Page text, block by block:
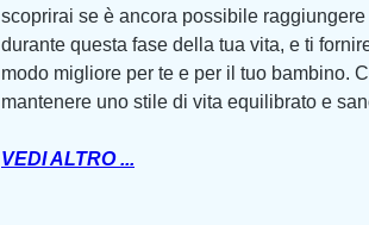
scoprirai se è ancora possibile
durante questa fase della tua vita, e ti
modo migliore per te e per il tuo bambino.
mantenere uno stile di vita equilibrato e
VEDI ALTRO ...